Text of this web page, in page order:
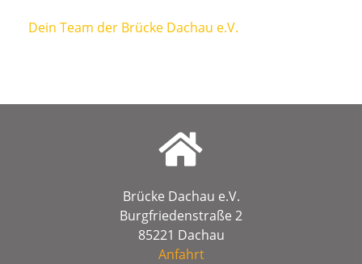
Dein Team der Brü­cke Dach­au e.V.
Brücke Dachau e.V.
Burgfriedenstraße 2
85221 Dachau
Anfahrt